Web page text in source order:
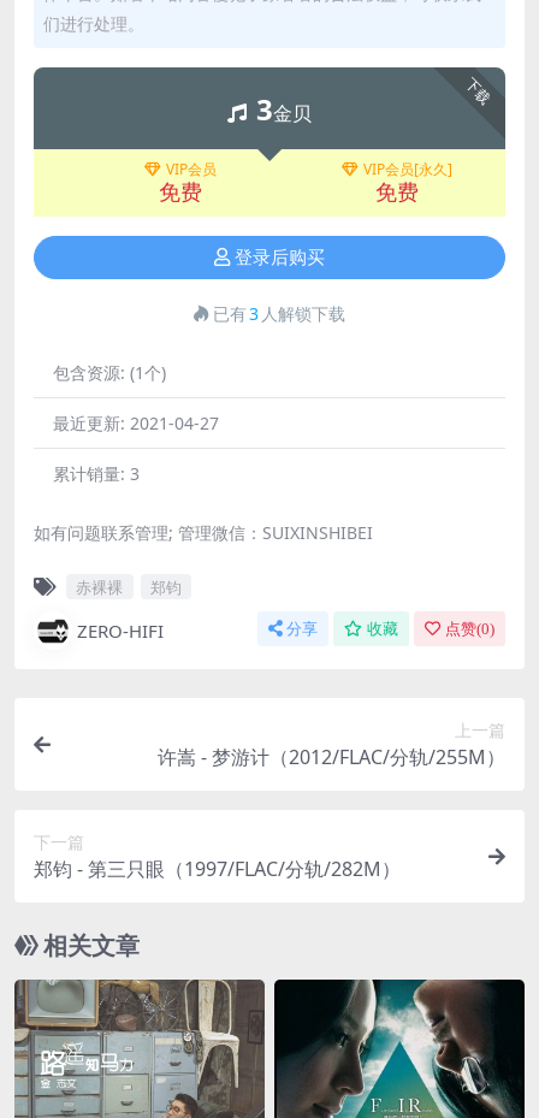
们进行处理。
下载
3金贝
VIP会员
免费
VIP会员[永久]
免费
登录后购买
已有3 人解锁下载
包含资源: (1个)
最近更新: 2021-04-27
累计销量: 3
如有问题联系管理; 管理微信：SUIXINSHIBEI
赤裸裸 郑钧
ZERO-HIFI 分享 收藏 点赞(0)
上一篇
许嵩 - 梦游计（2012/FLAC/分轨/255M）
下一篇
郑钧 - 第三只眼（1997/FLAC/分轨/282M）
相关文章